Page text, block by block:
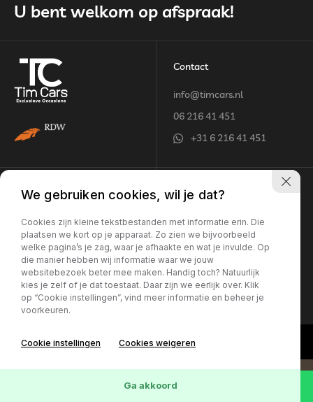
U bent welkom op afspraak!
Contact
info@timcars.nl
06 216 41 451
+31 6 216 41 451
Openingstijden
Maandag - vrijdag:
10:00 - 18:00 uur*
Zaterdag:
10:00 - 16:00 uur*
Let op: Geopend op
afspraak
Adres
Jentjemeer 8
8502 TW Joure
We gebruiken cookies, wil je dat?
Cookies zijn kleine tekstbestanden met informatie erin. Die
plaatsen we kort op je apparaat. Zo zien we bijvoorbeeld
welke pagina’s je zag, waar je afhaakte en wat je invulde. Op
die manier hebben wij informatie waar we jouw
websitebezoek beter mee maken. Handig toch? Natuurlijk
kies je zelf of je dat toestaat. Daar zijn we eerlijk over. Klik
op “Cookie instellingen”, vind meer informatie en beheer je
voorkeuren.
Cookie instellingen Cookies weigeren
Ga akkoord